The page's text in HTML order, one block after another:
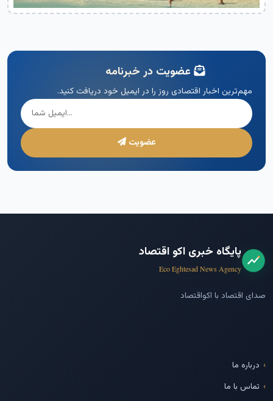
عضویت در خبرنامه
مهم‌ترین اخبار اقتصادی روز را در ایمیل خود دریافت کنید.
عضویت
پایگاه خبری اکو اقتصاد
Eco Eghtesad News Agency
صدای اقتصاد با اکواقتصاد
درباره ما
تماس با ما